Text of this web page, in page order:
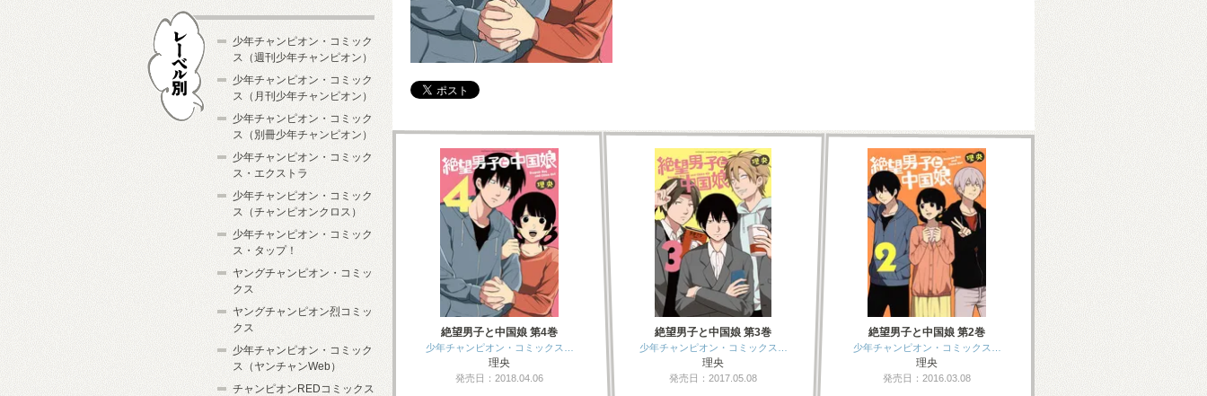
絶望男子と中国娘 第4巻
少年チャンピオン・コミックス…
理央
発売日：2018.04.06
絶望男子と中国娘 第3巻
少年チャンピオン・コミックス…
理央
発売日：2017.05.08
絶望男子と中国娘 第2巻
少年チャンピオン・コミックス…
理央
発売日：2016.03.08
少年チャンピオン・コミック
ス（週刊少年チャンピオン）
少年チャンピオン・コミック
ス（月刊少年チャンピオン）
少年チャンピオン・コミック
ス（別冊少年チャンピオン）
少年チャンピオン・コミック
ス・エクストラ
少年チャンピオン・コミック
ス（チャンピオンクロス）
少年チャンピオン・コミック
ス・タップ！
ヤングチャンピオン・コミッ
クス
ヤングチャンピオン烈コミッ
クス
少年チャンピオン・コミック
ス（ヤンチャンWeb）
チャンピオンREDコミックス